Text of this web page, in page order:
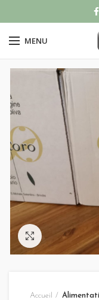
MENU
Click to enlarge
Accueil